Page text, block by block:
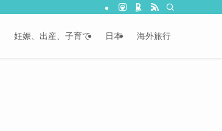
妊娠、出産、子育て 日本 海外旅行